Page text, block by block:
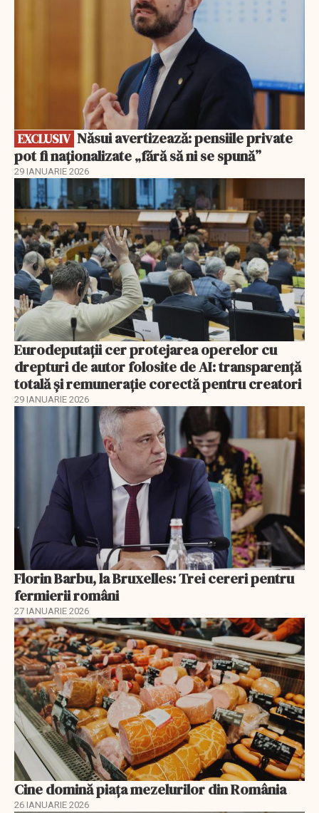
EXCLUSIV
pot fi naționalizate „fără să ni se spună”
29 IANUARIE 2026
Eurodeputații cer protejarea operelor cu
drepturi de autor folosite de AI: transparență
totală și remunerație corectă pentru creatori
29 IANUARIE 2026
Florin Barbu, la Bruxelles: Trei cereri pentru
fermierii români
27 IANUARIE 2026
Cine domină piața mezelurilor din România
26 IANUARIE 2026